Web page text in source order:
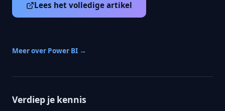
Lees het volledige artikel
Meer over Power BI →
Verdiep je kennis